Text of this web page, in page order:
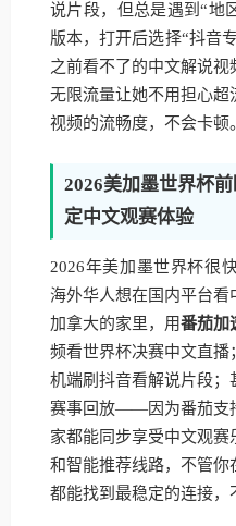
说片段，但总是遇到“地
版本，打开后选择“抖音
之前看不了的中文解说
无限流量让她不用担心超
视频的流畅度，不会卡顿。
2026美加墨世界杯
定中文观赛体验
2026年美加墨世界杯很
海外华人想在国内平台
加拿大的家里，用番茄加
频看世界杯决赛中文直
机端刷抖音看解说片段
赛事回放——因为番茄支
家都能同步享受中文观
和智能推荐线路，不管你
都能找到最稳定的连接，